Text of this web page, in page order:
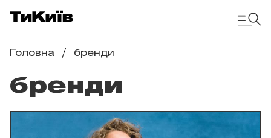
Головна бренди
бренди